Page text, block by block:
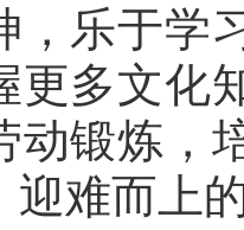
，乐于学
更多文化
动锻炼，
迎难而上